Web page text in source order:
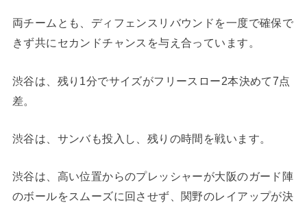
両チームとも、ディフェンスリバウンドを一度で確保で
きず共にセカンドチャンスを与え合っています。
渋谷は、残り1分でサイズがフリースロー2本決めて7点
差。
渋谷は、サンバも投入し、残りの時間を戦います。
渋谷は、高い位置からのプレッシャーが大阪のガード陣
のボールをスムーズに回させず、関野のレイアップが決